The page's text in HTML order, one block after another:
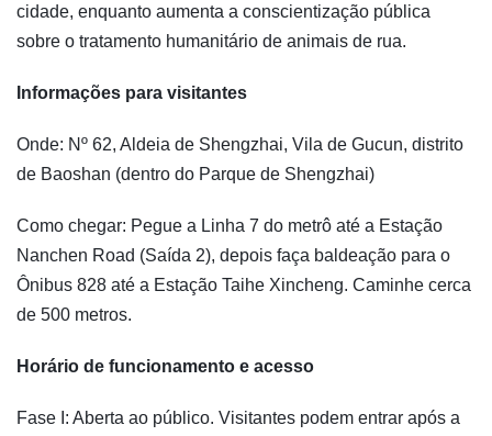
cidade, enquanto aumenta a conscientização pública
sobre o tratamento humanitário de animais de rua.
Informações para visitantes
Onde: Nº 62, Aldeia de Shengzhai, Vila de Gucun, distrito
de Baoshan (dentro do Parque de Shengzhai)
Como chegar: Pegue a Linha 7 do metrô até a Estação
Nanchen Road (Saída 2), depois faça baldeação para o
Ônibus 828 até a Estação Taihe Xincheng. Caminhe cerca
de 500 metros.
Horário de funcionamento e acesso
Fase I: Aberta ao público. Visitantes podem entrar após a